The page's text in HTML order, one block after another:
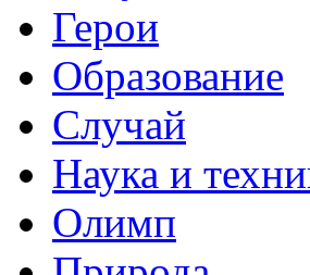
Герои
Образование
Случай
Наука и
Олимп